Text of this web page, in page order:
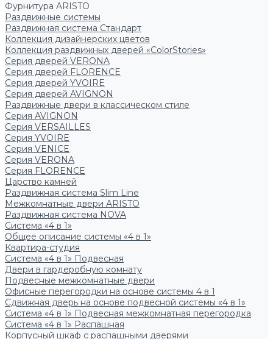
Фурнитура ARISTO
Раздвижные системы
Раздвижная система Стандарт
Коллекция дизайнерских цветов
Коллекция раздвижных дверей «ColorStories»
Серия дверей VERONA
Серия дверей FLORENCE
Серия дверей YVOIRE
Серия дверей AVIGNON
Раздвижные двери в классическом стиле
Серия AVIGNON
Серия VERSAILLES
Серия YVOIRE
Серия VENICE
Серия VERONA
Серия FLORENCE
Царство камней
Раздвижная система Slim Line
Межкомнатные двери ARISTO
Раздвижная система NOVA
Система «4 в 1»
Общее описание системы «4 в 1»
Квартира-студия
Система «4 в 1» Подвесная
Двери в гардеробную комнату
Подвесные межкомнатные двери
Офисные перегородки на основе системы 4 в 1
Сдвижная дверь на основе подвесной системы «4 в 1»
Система «4 в 1» Подвесная межкомнатная перегородка
Система «4 в 1» Распашная
Корпусный шкаф с распашными дверями